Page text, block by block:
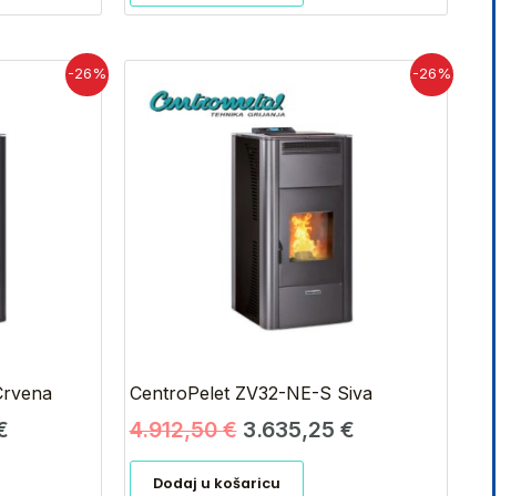
-26%
Trenutna
-26%
CentroPelet ZV32-NE-S Siva
4.912,50€
cijena
bila
je:
4.912,50 €.
3.635,25 €
Trenutna
Dodaj u košaricu